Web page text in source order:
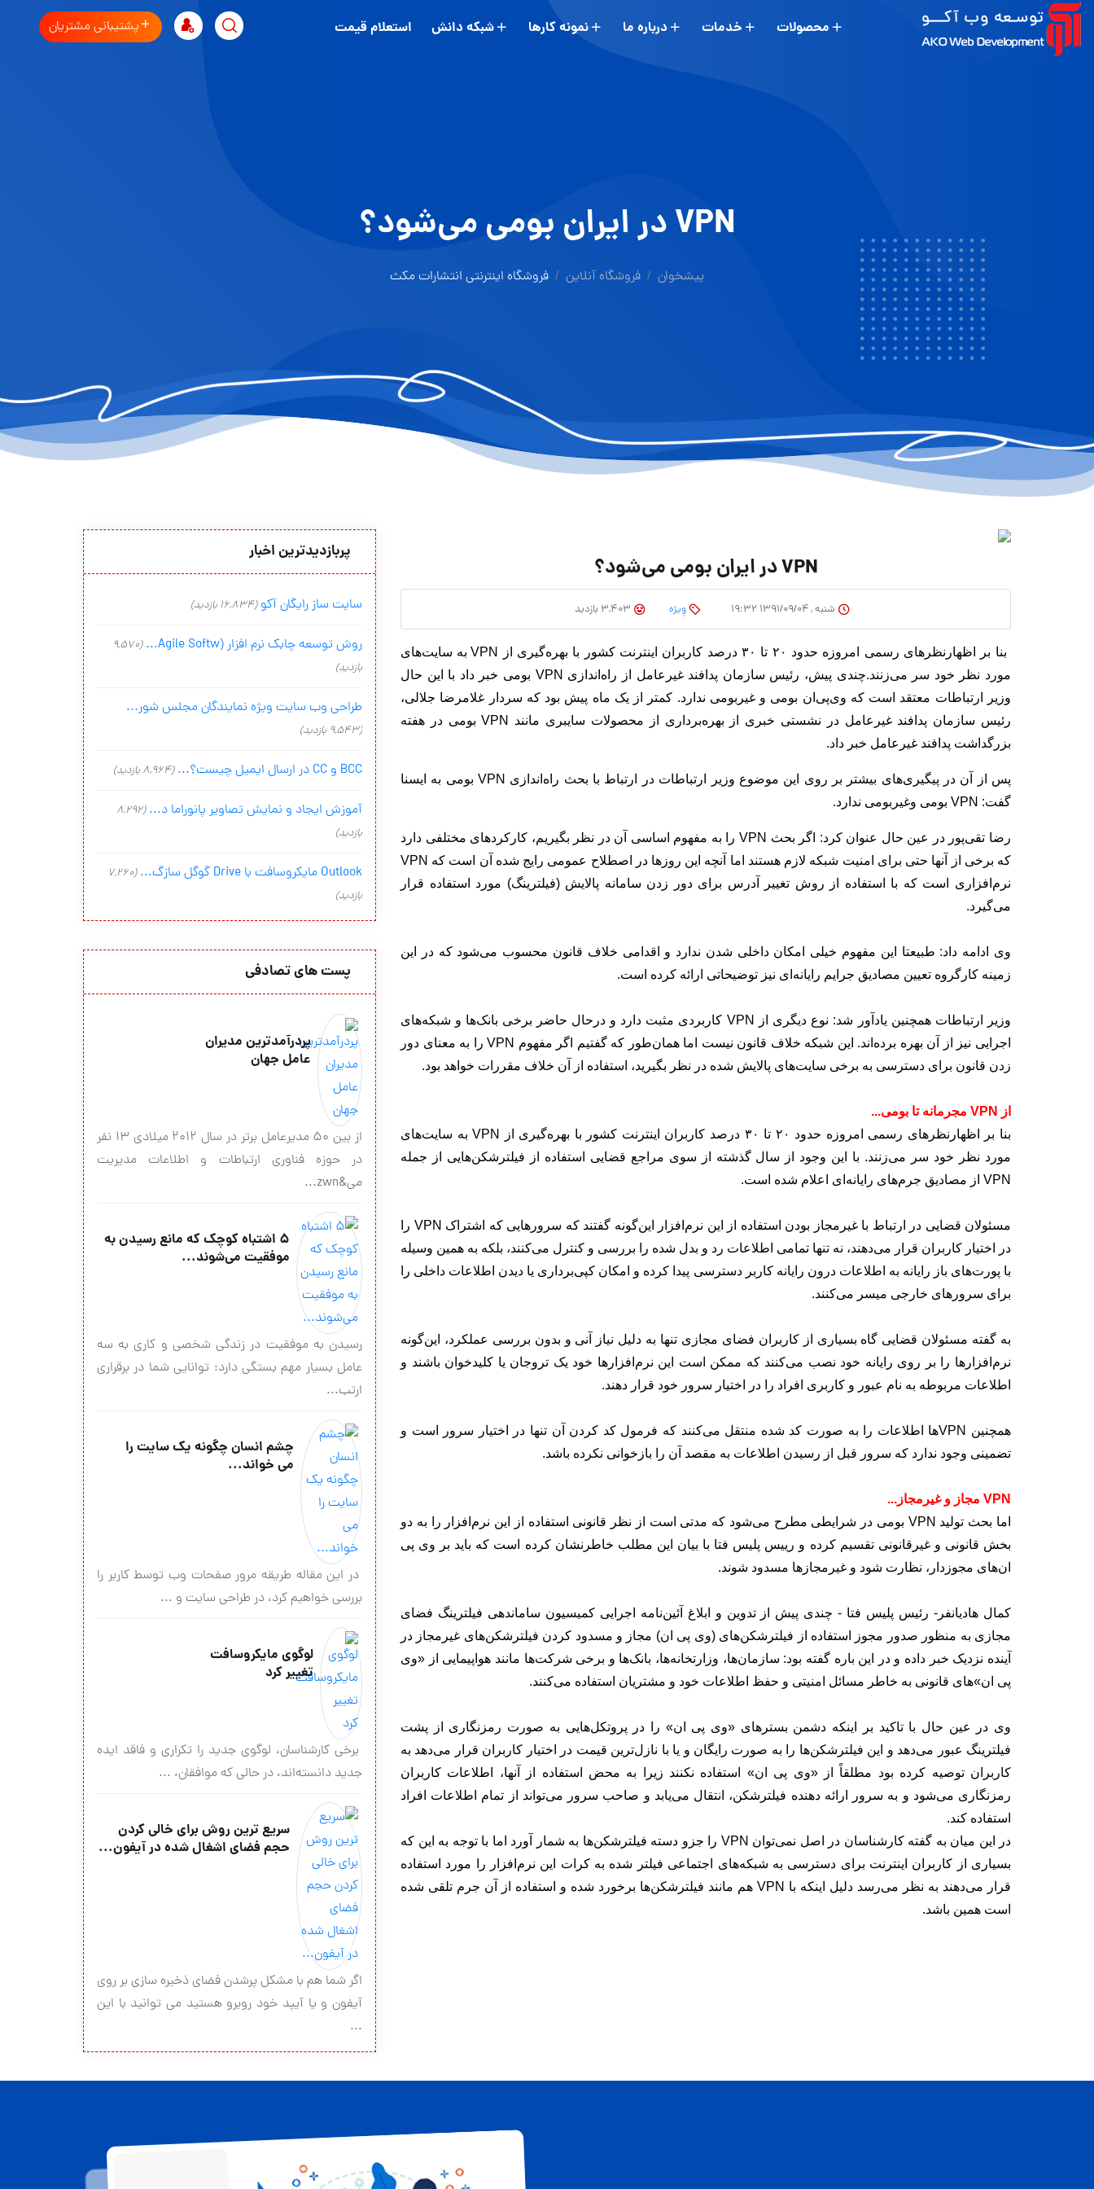
محصولات خدمات درباره ما نمونه کارها شبکه دانش استعلام قیمت پشتیبانی مشتریان
VPN در ایران بومی می‌شود؟
پیشخوان فروشگاه آنلاین فروشگاه اینترنتی انتشارات مکث
VPN در ایران بومی می‌شود؟
شنبه , ۱۳۹۱/۰۹/۰۴ ۱۹:۳۲ وِیژه
بنا بر اظهارنظرهای رسمی امروزه حدود ۲۰ تا ۳۰ درصد کاربران اینترنت کشور با بهره‌گیری از VPN به سایت‌های
مورد نظر خود سر می‌زنند.
چندی پیش، رئیس سازمان پدافند غیرعامل از راه‌اندازی VPN بومی خبر داد با این حال
وزیر ارتباطات معتقد است که وی‌پی‌ان بومی و غیربومی ندارد. کمتر از یک ماه پیش بود که سردار غلامرضا جلالی،
رئیس سازمان پدافند غیرعامل در نشستی خبری از بهره‌برداری از محصولات سایبری مانند VPN بومی در هفته
بزرگداشت پدافند غیرعامل خبر داد.
پس از آن در پیگیری‌های بیشتر بر روی این موضوع وزیر ارتباطات در ارتباط با بحث راه‌اندازی VPN بومی به ایسنا
گفت: VPN بومی وغیربومی ندارد.
رضا تقی‌پور در عین حال عنوان کرد: اگر بحث VPN را به مفهوم اساسی آن در نظر بگیریم، کارکردهای مختلفی دارد
که برخی از آنها حتی برای امنیت شبکه لازم هستند اما آنچه این روزها در اصطلاح عمومی رایج شده آن است که VPN
نرم‌افزاری است که با استفاده از روش تغییر آدرس برای دور زدن سامانه پالایش (فیلترینگ) مورد استفاده قرار
می‌گیرد.
وی ادامه داد: طبیعتا این مفهوم خیلی امکان داخلی شدن ندارد و اقدامی خلاف قانون محسوب می‌شود که در این
زمینه کارگروه تعیین مصادیق جرایم رایانه‌ای نیز توضیحاتی ارائه کرده است.
وزیر ارتباطات همچنین یادآور شد: نوع دیگری از VPN کاربردی مثبت دارد و درحال حاضر برخی بانک‌ها و شبکه‌های
اجرایی نیز از آن بهره برده‌اند. این شبکه خلاف قانون نیست اما همان‌طور که گفتیم اگر مفهوم VPN را به معنای دور
زدن قانون برای دسترسی به برخی سایت‌های پالایش شده در نظر بگیرید، استفاده از آن خلاف مقررات خواهد بود.
از VPN مجرمانه تا بومی...
بنا بر اظهارنظرهای رسمی امروزه حدود ۲۰ تا ۳۰ درصد کاربران اینترنت کشور با بهره‌گیری از VPN به سایت‌های
مورد نظر خود سر می‌زنند. با این وجود از سال گذشته از سوی مراجع قضایی استفاده از فیلترشکن‌هایی از جمله
VPN از مصادیق جرم‌های رایانه‌ای اعلام شده است.
مسئولان قضایی در ارتباط با غیرمجاز بودن استفاده از این نرم‌افزار این‌گونه گفتند که سرورهایی که اشتراک VPN را
در اختیار کاربران قرار می‌دهند، نه تنها تمامی اطلاعات رد و بدل شده را بررسی و کنترل می‌کنند، بلکه به همین وسیله
با پورت‌های باز رایانه به اطلاعات درون رایانه کاربر دسترسی پیدا کرده و امکان کپی‌برداری یا دیدن اطلاعات داخلی را
برای سرورهای خارجی میسر می‌کنند.
به گفته مسئولان قضایی گاه بسیاری از کاربران فضای مجازی تنها به دلیل نیاز آنی و بدون بررسی عملکرد، این‌گونه
نرم‌افزارها را بر روی رایانه خود نصب می‌کنند که ممکن است این نرم‌افزارها خود یک تروجان یا کلیدخوان باشند و
اطلاعات مربوطه به نام عبور و کاربری افراد را در اختیار سرور خود قرار دهند.
همچنین VPNها اطلاعات را به صورت کد شده منتقل می‌کنند که فرمول کد کردن آن تنها در اختیار سرور است و
تضمینی وجود ندارد که سرور قبل از رسیدن اطلاعات به مقصد آن را بازخوانی نکرده باشد.
VPN مجاز و غیرمجاز...
اما بحث تولید VPN بومی در شرایطی مطرح می‌شود که مدتی است از نظر قانونی استفاده از این نرم‌افزار را به دو
بخش قانونی و غیرقانونی تقسیم کرده و رییس پلیس فتا با بیان این مطلب خاطرنشان کرده است که باید بر وی پی
ان‌های مجوزدار، نظارت شود و غیرمجازها مسدود شوند.
کمال هادیانفر- رئیس پلیس فتا - چندی پیش از تدوین و ابلاغ آئین‌نامه اجرایی کمیسیون ساماندهی فیلترینگ فضای
مجازی به منظور صدور مجوز استفاده از فیلترشکن‌های (وی پی ان) مجاز و مسدود کردن فیلترشکن‌های غیرمجاز در
آینده نزدیک خبر داده و در این باره گفته بود: سازمان‌ها، وزارتخانه‌ها، بانک‌ها و برخی شرکت‌ها مانند هواپیمایی از «وی
پی ان»های قانونی به خاطر مسائل امنیتی و حفظ اطلاعات خود و مشتریان استفاده می‌کنند.
وی در عین حال با تاکید بر اینکه دشمن بسترهای «وی پی ان» را در پروتکل‌هایی به صورت رمزنگاری از پشت
فیلترینگ عبور می‌دهد و این فیلترشکن‌ها را به صورت رایگان و یا با نازل‌ترین قیمت در اختیار کاربران قرار می‌دهد به
کاربران توصیه کرده بود مطلقاً از «وی پی ان» استفاده نکنند زیرا به محض استفاده از آنها، اطلاعات کاربران
رمزنگاری می‌شود و به سرور ارائه دهنده فیلترشکن، انتقال می‌یابد و صاحب سرور می‌تواند از تمام اطلاعات افراد
استفاده کند.
در این میان به گفته کارشناسان در اصل نمی‌توان VPN را جزو دسته فیلترشکن‌ها به شمار آورد اما با توجه به این که
بسیاری از کاربران اینترنت برای دسترسی به شبکه‌های اجتماعی فیلتر شده به کرات این نرم‌افزار را مورد استفاده
قرار می‌دهند به نظر می‌رسد دلیل اینکه با VPN هم مانند فیلترشکن‌ها برخورد شده و استفاده از آن جرم تلقی شده
است همین باشد.
پربازدیدترین اخبار
سایت ساز رایگان آکو (16,834 بازدید)
روش توسعه چابک نرم افزار (Agile Softw...
(9,570
بازدید)
طراحی وب سایت ویژه نمایندگان مجلس شور...
(9,543 بازدید)
BCC و CC در ارسال ایمیل چیست؟... (8,964 بازدید)
آموزش ایجاد و نمایش تصاویر پانوراما د... (8,292
بازدید)
Outlook مایکروسافت با Drive گوگل سازگ...
(7,260
بازدید)
پست های تصادفی
پردرآمدترین مدیران
عامل جهان
از بین ۵۰ مدیرعامل برتر در سال ۲۰۱۲ میلادی ۱۳ نفر
در حوزه فناوری ارتباطات و اطلاعات مدیریت
می&zwn...
۵ اشتباه کوچک که مانع رسیدن به
موفقیت می‌شوند...
رسیدن به موفقیت در زندگی شخصی و کاری به سه
عامل بسیار مهم بستگی دارد: توانایی شما در برقراری
ارتب...
چشم انسان چگونه یک سایت را
می خواند...
در این مقاله طریقه مرور صفحات وب توسط کاربر را
بررسی خواهیم کرد، در طراحی سایت و ...
لوگوی مایکروسافت
تغییر کرد
برخی کارشناسان، لوگوی جدید را تکراری و فاقد ایده
جدید دانسته‌اند، در حالی که موافقان، ...
سریع ترین روش برای خالی کردن
حجم فضای اشغال شده در آیفون...
اگر شما هم با مشکل پرشدن فضای ذخیره سازی بر روی
آیفون و یا آیپد خود روبرو هستید می توانید با این
...